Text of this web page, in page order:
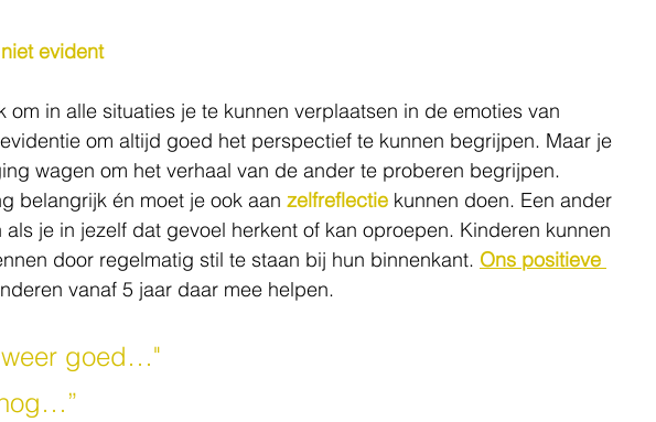
evident
om in alle situaties je te kunnen verplaatsen in de emoties van
om altijd goed het perspectief te kunnen begrijpen. Maar je
wagen om het verhaal van de ander te proberen begrijpen.
belangrijk én moet je ook aan zelfreflectie kunnen doen. Een ander
je in jezelf dat gevoel herkent of kan oproepen. Kinderen kunnen
door regelmatig stil te staan bij hun binnenkant. Ons positieve
vanaf 5 jaar daar mee helpen.
weer goed…"